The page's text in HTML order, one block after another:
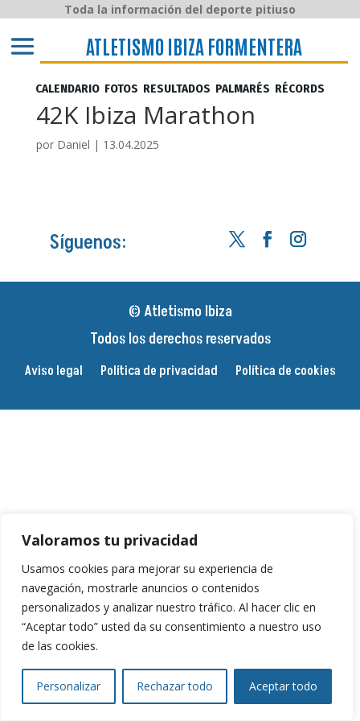
Valoramos tu privacidad
Usamos cookies para mejorar su experiencia de
navegación, mostrarle anuncios o contenidos
personalizados y analizar nuestro tráfico. Al hacer clic en
“Aceptar todo” usted da su consentimiento a nuestro uso
de las cookies.
Personalizar Rechazar todo Aceptar todo
ATLETISMO IBIZA y FORMENTERA
Toda la información del deporte pitiuso
ATLETISMO IBIZA FORMENTERA
CALENDARIO FOTOS RESULTADOS PALMARÉS RÉCORDS
42K Ibiza Marathon
por Daniel | 13.04.2025
Síguenos:
© Atletismo Ibiza
Todos los derechos reservados
Aviso legal Política de privacidad Política de cookies